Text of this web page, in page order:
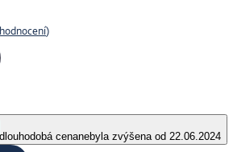
)
dlouhodobá cenanebyla zvýšena od 22.06.2024